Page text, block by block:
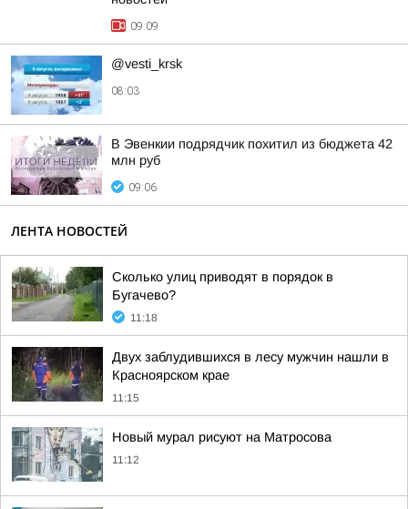
09:09
@vesti_krsk
08:03
В Эвенкии подрядчик похитил из бюджета 42
млн руб
09:06
ЛЕНТА НОВОСТЕЙ
Сколько улиц приводят в порядок в
Бугачево?
11:18
Двух заблудившихся в лесу мужчин нашли в
Красноярском крае
11:15
Новый мурал рисуют на Матросова
11:12